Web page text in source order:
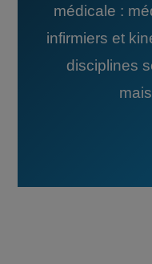
médicale :
infirmiers et
disciplines